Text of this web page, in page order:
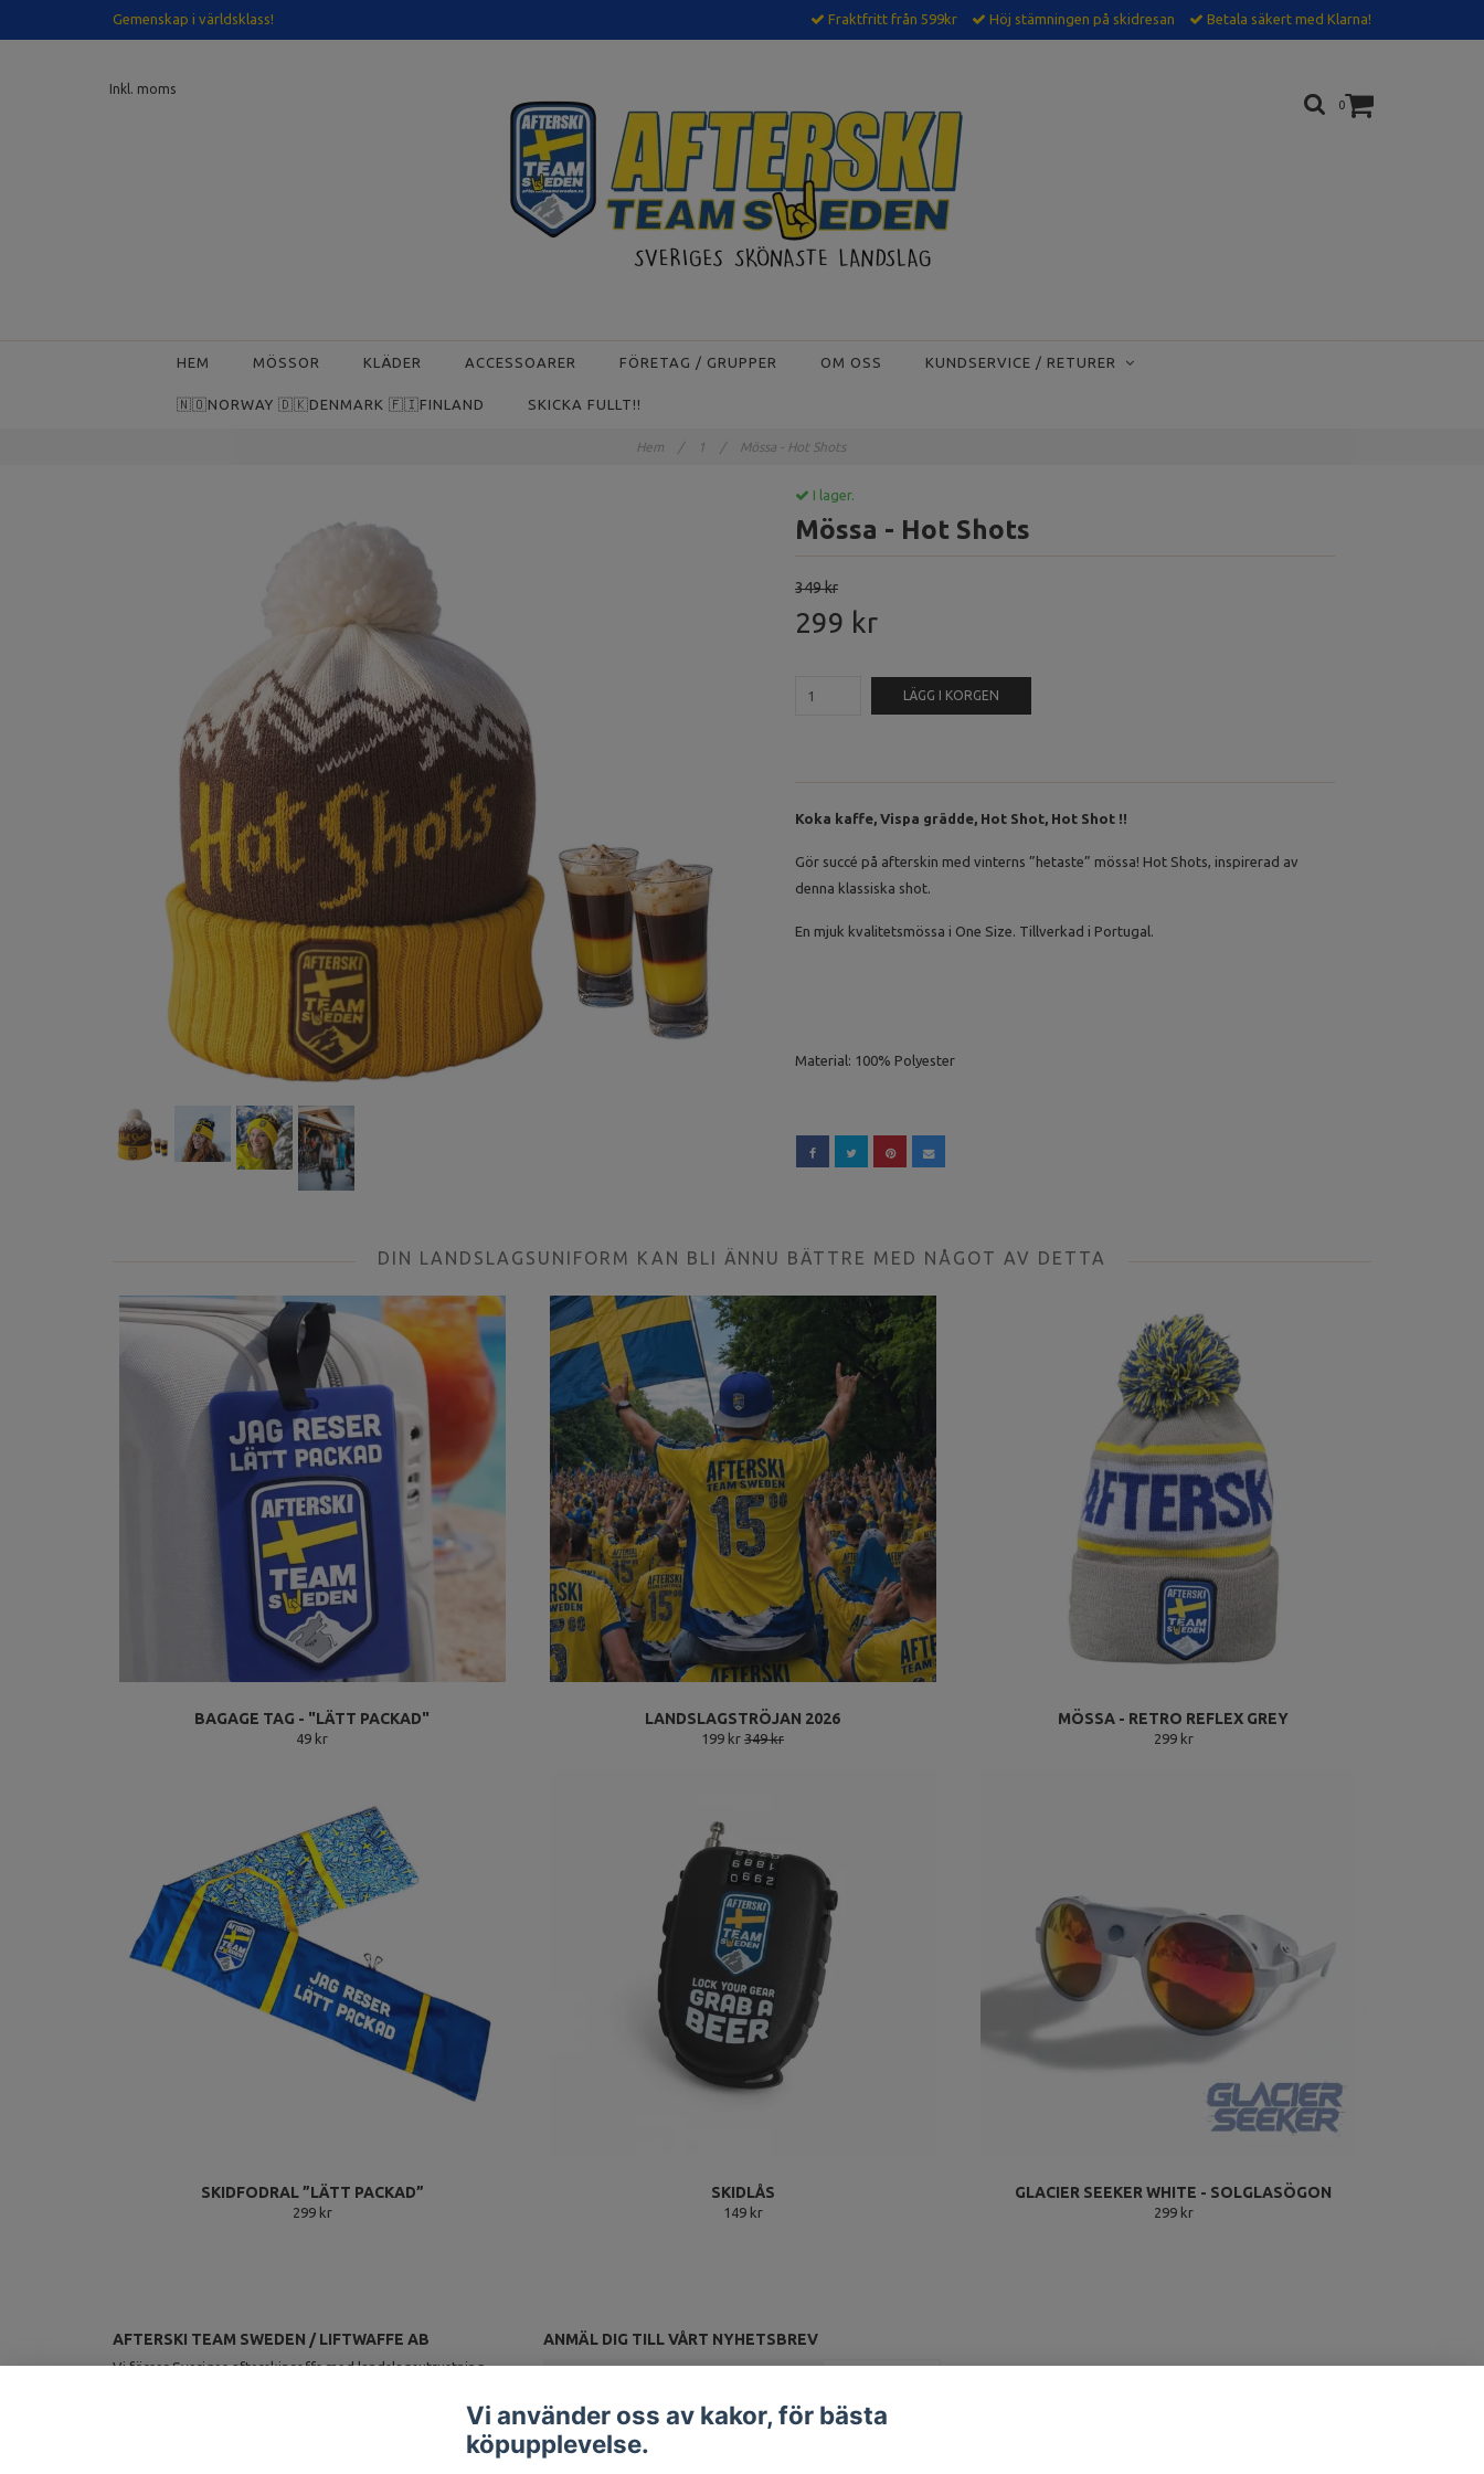
Gemenskap i världsklass! Fraktfritt från 599kr Höj stämningen på skidresan Betala säkert med Klarna!
0
Inkl. moms
HEM MÖSSOR KLÄDER ACCESSOARER FÖRETAG / GRUPPER OM OSS KUNDSERVICE / RETURER
🇳🇴NORWAY 🇩🇰DENMARK 🇫🇮FINLAND SKICKA FULLT!!
Hem / 1 / Mössa - Hot Shots
I lager.
Mössa - Hot Shots
349 kr
299 kr
LÄGG I KORGEN
Koka kaffe, Vispa grädde, Hot Shot, Hot Shot !!
Gör succé på afterskin med vinterns ”hetaste” mössa! Hot Shots, inspirerad av
denna klassiska shot.
En mjuk kvalitetsmössa i One Size. Tillverkad i Portugal.
Material: 100% Polyester
DIN LANDSLAGSUNIFORM KAN BLI ÄNNU BÄTTRE MED NÅGOT AV DETTA
BAGAGE TAG - "LÄTT PACKAD"
49 kr
LANDSLAGSTRÖJAN 2026
199 kr 349 kr
MÖSSA - RETRO REFLEX GREY
299 kr
SKIDFODRAL ”LÄTT PACKAD”
299 kr
SKIDLÅS
149 kr
GLACIER SEEKER WHITE - SOLGLASÖGON
299 kr
AFTERSKI TEAM SWEDEN / LIFTWAFFE AB
Vi förser Sveriges afterskiproffs med landslagsutrustning.
ANMÄL DIG TILL VÅRT NYHETSBREV
Vi använder oss av kakor, för bästa
köpupplevelse.